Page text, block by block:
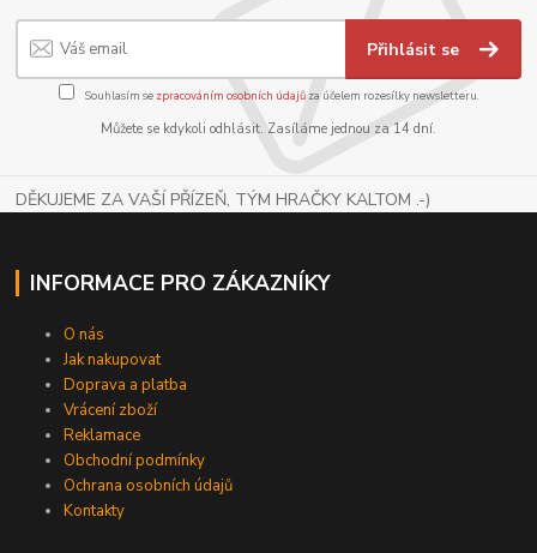
Přihlásit se
Souhlasím se zpracováním osobních údajůza účelem rozesílky newsletteru.
Můžete se kdykoli odhlásit. Zasíláme jednou za 14 dní.
DĚKUJEME ZA VAŠÍ PŘÍZEŇ, TÝM HRAČKY KALTOM .-)
INFORMACE PRO ZÁKAZNÍKY
O nás
Jak nakupovat
Doprava a platba
Vrácení zboží
Reklamace
Obchodní podmínky
Ochrana osobních údajů
Kontakty